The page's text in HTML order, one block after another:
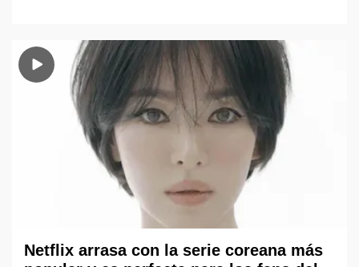
Netflix arrasa con la serie coreana más